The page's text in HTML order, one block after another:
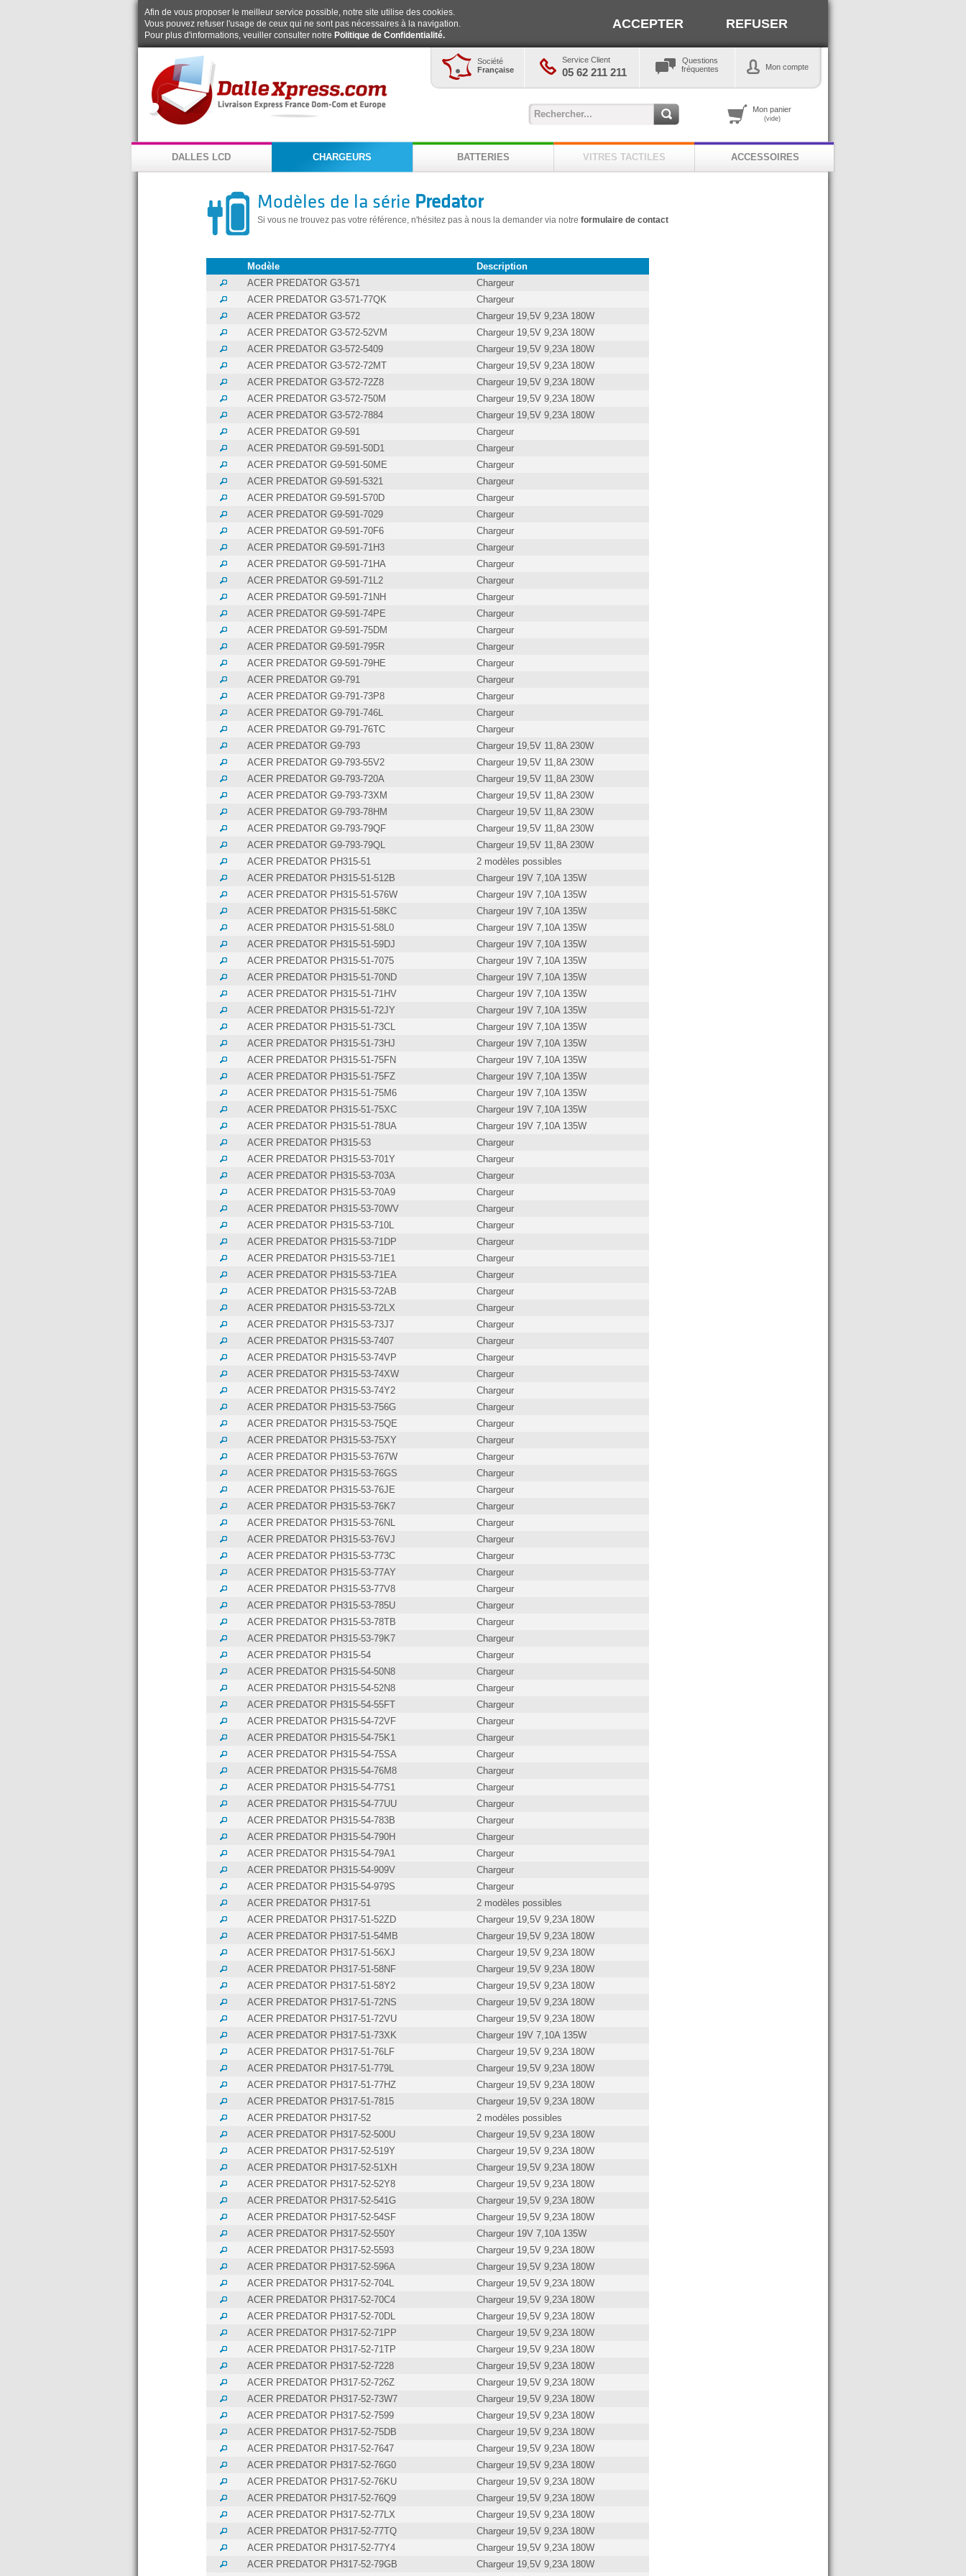
Afin de vous proposer le meilleur service possible, notre site utilise des cookies.
Vous pouvez refuser l'usage de ceux qui ne sont pas nécessaires à la navigation.
Pour plus d'informations, veuiller consulter notre Politique de Confidentialité.
ACCEPTER REFUSER
Société
Française
Service Client
05 62 211 211
Questions
fréquentes
Mon compte
Mon panier
(vide)
DALLES LCD CHARGEURS BATTERIES VITRES TACTILES ACCESSOIRES
Modèles de la série Predator
Si vous ne trouvez pas votre référence, n'hésitez pas à nous la demander via notre formulaire de contact
Modèle
Description
ACER PREDATOR G3-571
Chargeur
ACER PREDATOR G3-571-77QK
Chargeur
ACER PREDATOR G3-572
Chargeur 19,5V 9,23A 180W
ACER PREDATOR G3-572-52VM
Chargeur 19,5V 9,23A 180W
ACER PREDATOR G3-572-5409
Chargeur 19,5V 9,23A 180W
ACER PREDATOR G3-572-72MT
Chargeur 19,5V 9,23A 180W
ACER PREDATOR G3-572-72Z8
Chargeur 19,5V 9,23A 180W
ACER PREDATOR G3-572-750M
Chargeur 19,5V 9,23A 180W
ACER PREDATOR G3-572-7884
Chargeur 19,5V 9,23A 180W
ACER PREDATOR G9-591
Chargeur
ACER PREDATOR G9-591-50D1
Chargeur
ACER PREDATOR G9-591-50ME
Chargeur
ACER PREDATOR G9-591-5321
Chargeur
ACER PREDATOR G9-591-570D
Chargeur
ACER PREDATOR G9-591-7029
Chargeur
ACER PREDATOR G9-591-70F6
Chargeur
ACER PREDATOR G9-591-71H3
Chargeur
ACER PREDATOR G9-591-71HA
Chargeur
ACER PREDATOR G9-591-71L2
Chargeur
ACER PREDATOR G9-591-71NH
Chargeur
ACER PREDATOR G9-591-74PE
Chargeur
ACER PREDATOR G9-591-75DM
Chargeur
ACER PREDATOR G9-591-795R
Chargeur
ACER PREDATOR G9-591-79HE
Chargeur
ACER PREDATOR G9-791
Chargeur
ACER PREDATOR G9-791-73P8
Chargeur
ACER PREDATOR G9-791-746L
Chargeur
ACER PREDATOR G9-791-76TC
Chargeur
ACER PREDATOR G9-793
Chargeur 19,5V 11,8A 230W
ACER PREDATOR G9-793-55V2
Chargeur 19,5V 11,8A 230W
ACER PREDATOR G9-793-720A
Chargeur 19,5V 11,8A 230W
ACER PREDATOR G9-793-73XM
Chargeur 19,5V 11,8A 230W
ACER PREDATOR G9-793-78HM
Chargeur 19,5V 11,8A 230W
ACER PREDATOR G9-793-79QF
Chargeur 19,5V 11,8A 230W
ACER PREDATOR G9-793-79QL
Chargeur 19,5V 11,8A 230W
ACER PREDATOR PH315-51
2 modèles possibles
ACER PREDATOR PH315-51-512B
Chargeur 19V 7,10A 135W
ACER PREDATOR PH315-51-576W
Chargeur 19V 7,10A 135W
ACER PREDATOR PH315-51-58KC
Chargeur 19V 7,10A 135W
ACER PREDATOR PH315-51-58L0
Chargeur 19V 7,10A 135W
ACER PREDATOR PH315-51-59DJ
Chargeur 19V 7,10A 135W
ACER PREDATOR PH315-51-7075
Chargeur 19V 7,10A 135W
ACER PREDATOR PH315-51-70ND
Chargeur 19V 7,10A 135W
ACER PREDATOR PH315-51-71HV
Chargeur 19V 7,10A 135W
ACER PREDATOR PH315-51-72JY
Chargeur 19V 7,10A 135W
ACER PREDATOR PH315-51-73CL
Chargeur 19V 7,10A 135W
ACER PREDATOR PH315-51-73HJ
Chargeur 19V 7,10A 135W
ACER PREDATOR PH315-51-75FN
Chargeur 19V 7,10A 135W
ACER PREDATOR PH315-51-75FZ
Chargeur 19V 7,10A 135W
ACER PREDATOR PH315-51-75M6
Chargeur 19V 7,10A 135W
ACER PREDATOR PH315-51-75XC
Chargeur 19V 7,10A 135W
ACER PREDATOR PH315-51-78UA
Chargeur 19V 7,10A 135W
ACER PREDATOR PH315-53
Chargeur
ACER PREDATOR PH315-53-701Y
Chargeur
ACER PREDATOR PH315-53-703A
Chargeur
ACER PREDATOR PH315-53-70A9
Chargeur
ACER PREDATOR PH315-53-70WV
Chargeur
ACER PREDATOR PH315-53-710L
Chargeur
ACER PREDATOR PH315-53-71DP
Chargeur
ACER PREDATOR PH315-53-71E1
Chargeur
ACER PREDATOR PH315-53-71EA
Chargeur
ACER PREDATOR PH315-53-72AB
Chargeur
ACER PREDATOR PH315-53-72LX
Chargeur
ACER PREDATOR PH315-53-73J7
Chargeur
ACER PREDATOR PH315-53-7407
Chargeur
ACER PREDATOR PH315-53-74VP
Chargeur
ACER PREDATOR PH315-53-74XW
Chargeur
ACER PREDATOR PH315-53-74Y2
Chargeur
ACER PREDATOR PH315-53-756G
Chargeur
ACER PREDATOR PH315-53-75QE
Chargeur
ACER PREDATOR PH315-53-75XY
Chargeur
ACER PREDATOR PH315-53-767W
Chargeur
ACER PREDATOR PH315-53-76GS
Chargeur
ACER PREDATOR PH315-53-76JE
Chargeur
ACER PREDATOR PH315-53-76K7
Chargeur
ACER PREDATOR PH315-53-76NL
Chargeur
ACER PREDATOR PH315-53-76VJ
Chargeur
ACER PREDATOR PH315-53-773C
Chargeur
ACER PREDATOR PH315-53-77AY
Chargeur
ACER PREDATOR PH315-53-77V8
Chargeur
ACER PREDATOR PH315-53-785U
Chargeur
ACER PREDATOR PH315-53-78TB
Chargeur
ACER PREDATOR PH315-53-79K7
Chargeur
ACER PREDATOR PH315-54
Chargeur
ACER PREDATOR PH315-54-50N8
Chargeur
ACER PREDATOR PH315-54-52N8
Chargeur
ACER PREDATOR PH315-54-55FT
Chargeur
ACER PREDATOR PH315-54-72VF
Chargeur
ACER PREDATOR PH315-54-75K1
Chargeur
ACER PREDATOR PH315-54-75SA
Chargeur
ACER PREDATOR PH315-54-76M8
Chargeur
ACER PREDATOR PH315-54-77S1
Chargeur
ACER PREDATOR PH315-54-77UU
Chargeur
ACER PREDATOR PH315-54-783B
Chargeur
ACER PREDATOR PH315-54-790H
Chargeur
ACER PREDATOR PH315-54-79A1
Chargeur
ACER PREDATOR PH315-54-909V
Chargeur
ACER PREDATOR PH315-54-979S
Chargeur
ACER PREDATOR PH317-51
2 modèles possibles
ACER PREDATOR PH317-51-52ZD
Chargeur 19,5V 9,23A 180W
ACER PREDATOR PH317-51-54MB
Chargeur 19,5V 9,23A 180W
ACER PREDATOR PH317-51-56XJ
Chargeur 19,5V 9,23A 180W
ACER PREDATOR PH317-51-58NF
Chargeur 19,5V 9,23A 180W
ACER PREDATOR PH317-51-58Y2
Chargeur 19,5V 9,23A 180W
ACER PREDATOR PH317-51-72NS
Chargeur 19,5V 9,23A 180W
ACER PREDATOR PH317-51-72VU
Chargeur 19,5V 9,23A 180W
ACER PREDATOR PH317-51-73XK
Chargeur 19V 7,10A 135W
ACER PREDATOR PH317-51-76LF
Chargeur 19,5V 9,23A 180W
ACER PREDATOR PH317-51-779L
Chargeur 19,5V 9,23A 180W
ACER PREDATOR PH317-51-77HZ
Chargeur 19,5V 9,23A 180W
ACER PREDATOR PH317-51-7815
Chargeur 19,5V 9,23A 180W
ACER PREDATOR PH317-52
2 modèles possibles
ACER PREDATOR PH317-52-500U
Chargeur 19,5V 9,23A 180W
ACER PREDATOR PH317-52-519Y
Chargeur 19,5V 9,23A 180W
ACER PREDATOR PH317-52-51XH
Chargeur 19,5V 9,23A 180W
ACER PREDATOR PH317-52-52Y8
Chargeur 19,5V 9,23A 180W
ACER PREDATOR PH317-52-541G
Chargeur 19,5V 9,23A 180W
ACER PREDATOR PH317-52-54SF
Chargeur 19,5V 9,23A 180W
ACER PREDATOR PH317-52-550Y
Chargeur 19V 7,10A 135W
ACER PREDATOR PH317-52-5593
Chargeur 19,5V 9,23A 180W
ACER PREDATOR PH317-52-596A
Chargeur 19,5V 9,23A 180W
ACER PREDATOR PH317-52-704L
Chargeur 19,5V 9,23A 180W
ACER PREDATOR PH317-52-70C4
Chargeur 19,5V 9,23A 180W
ACER PREDATOR PH317-52-70DL
Chargeur 19,5V 9,23A 180W
ACER PREDATOR PH317-52-71PP
Chargeur 19,5V 9,23A 180W
ACER PREDATOR PH317-52-71TP
Chargeur 19,5V 9,23A 180W
ACER PREDATOR PH317-52-7228
Chargeur 19,5V 9,23A 180W
ACER PREDATOR PH317-52-726Z
Chargeur 19,5V 9,23A 180W
ACER PREDATOR PH317-52-73W7
Chargeur 19,5V 9,23A 180W
ACER PREDATOR PH317-52-7599
Chargeur 19,5V 9,23A 180W
ACER PREDATOR PH317-52-75DB
Chargeur 19,5V 9,23A 180W
ACER PREDATOR PH317-52-7647
Chargeur 19,5V 9,23A 180W
ACER PREDATOR PH317-52-76G0
Chargeur 19,5V 9,23A 180W
ACER PREDATOR PH317-52-76KU
Chargeur 19,5V 9,23A 180W
ACER PREDATOR PH317-52-76Q9
Chargeur 19,5V 9,23A 180W
ACER PREDATOR PH317-52-77LX
Chargeur 19,5V 9,23A 180W
ACER PREDATOR PH317-52-77TQ
Chargeur 19,5V 9,23A 180W
ACER PREDATOR PH317-52-77Y4
Chargeur 19,5V 9,23A 180W
ACER PREDATOR PH317-52-79GB
Chargeur 19,5V 9,23A 180W